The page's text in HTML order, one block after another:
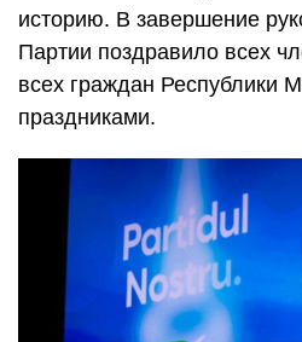
историю. В завершение
Партии поздравило всех
всех граждан Республики
праздниками.